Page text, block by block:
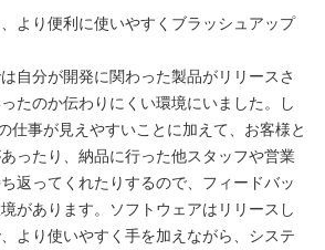
より便利に使いやすくブラッシュアップ
自分が開発に関わった製品がリリースさ
たのか伝わりにくい環境にいました。し
仕事が見えやすいことに加えて、お客様と
ったり、納品に行った他スタッフや営業
返ってくれたりするので、フィードバッ
があります。ソフトウェアはリリースし
より使いやすく手を加えながら、システ